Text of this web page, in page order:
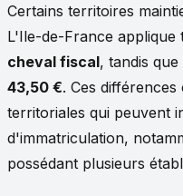
Certains territoires
L'Ile-de-France
cheval fiscal, tandis
43,50 €. Ces
territoriales qui peuvent
d'immatriculation,
possédant plusieurs